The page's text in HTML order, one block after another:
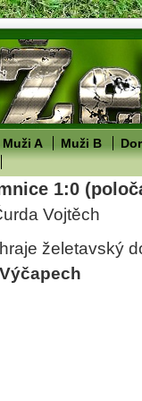
Muži A Muži B
1:0
Vojtěch
želetavský